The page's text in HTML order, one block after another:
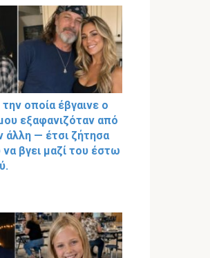
οποία έβγαινε ο
εξαφανιζόταν από
άλλη — έτσι ζήτησα
βγει μαζί του έστω